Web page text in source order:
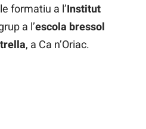
formatiu a l’Institut
a l’escola bressol
, a Ca n’Oriac.